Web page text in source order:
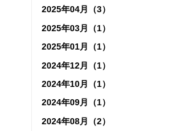
2025年04月（3）
2025年03月（1）
2025年01月（1）
2024年12月（1）
2024年10月（1）
2024年09月（1）
2024年08月（2）